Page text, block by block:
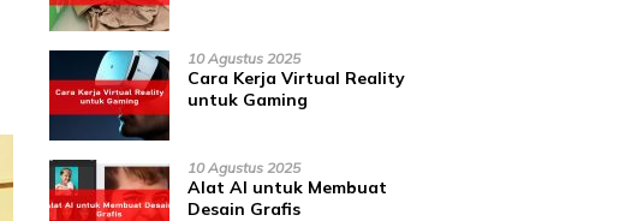
10 Agustus 2025
Cara Kerja Virtual Reality
untuk Gaming
10 Agustus 2025
Alat AI untuk Membuat
Desain Grafis